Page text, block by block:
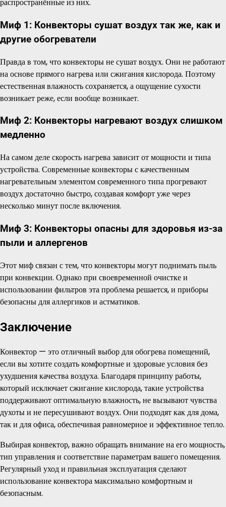
распространённые из них.
Миф 1: Конвекторы сушат воздух так же, как и
другие обогреватели
Правда в том, что конвекторы не сушат воздух. Они не работают
на основе прямого нагрева или сжигания кислорода. Поэтому
естественная влажность сохраняется, а ощущение сухости
возникает реже, если вообще возникает.
Миф 2: Конвекторы нагревают воздух слишком
медленно
На самом деле скорость нагрева зависит от мощности и типа
устройства. Современные конвекторы с качественным
нагревательным элементом современного типа прогревают
воздух достаточно быстро, создавая комфорт уже через
несколько минут после включения.
Миф 3: Конвекторы опасны для здоровья из-за
пыли и аллергенов
Этот миф связан с тем, что конвекторы могут поднимать пыль
при конвекции. Однако при своевременной очистке и
использовании фильтров эта проблема решается, и приборы
безопасны для аллергиков и астматиков.
Заключение
Конвектор — это отличный выбор для обогрева помещений,
если вы хотите создать комфортные и здоровые условия без
ухудшения качества воздуха. Благодаря принципу работы,
который исключает сжигание кислорода, такие устройства
поддерживают оптимальную влажность, не вызывают чувства
духоты и не пересушивают воздух. Они подходят как для дома,
так и для офиса, обеспечивая равномерное и эффективное тепло.
Выбирая конвектор, важно обращать внимание на его мощность,
тип управления и соответствие параметрам вашего помещения.
Регулярный уход и правильная эксплуатация сделают
использование конвектора максимально комфортным и
безопасным.